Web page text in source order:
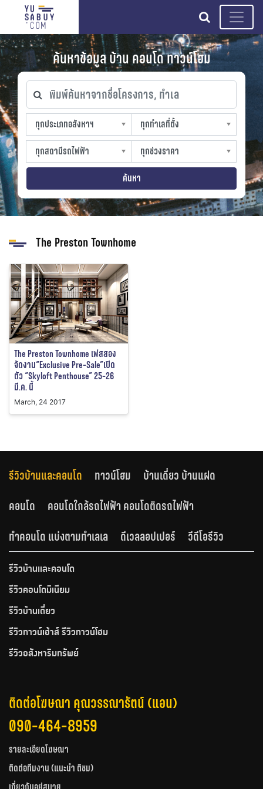
search
ค้นหาข้อมูล บ้าน คอนโด ทาวน์โฮม
พิมพ์ค้นหาจากชื่อโครงการ, ทำเล
ทุกประเภทอสังหาฯ
ทุกประเภทอสังหาฯ
sproperty
ทุกทำเลที่ตั้ง
ทุกทำเลที่ตั้ง
slocation
ทุกสถานีรถไฟฟ้า
ทุกสถานีรถไฟฟ้า
strain-station
ทุกช่วงราคา
ทุกช่วงราคา
sprice
ค้นหา
The Preston Townhome
The Preston Townhome เฟสสอง
จัดงาน“Exclusive Pre-Sale”เปิด
ตัว “Skyloft Penthouse” 25-26
มี.ค. นี้
March, 24 2017
รีวิวบ้านและคอนโด ทาวน์โฮม
บ้านเดี่ยว บ้านแฝด
คอนโด
คอนโดใกล้รถไฟฟ้า คอนโดติดรถไฟฟ้า
ทำคอนโด แบ่งตามทำเลเล
ดีเวลลอปเปอร์ วีดีโอรีวิว
รีวิวบ้านและคอนโด
รีวิวคอนโดมิเนียม
รีวิวบ้านเดี่ยว
รีวิวทาวน์เฮ้าส์ รีวิวทาวน์โฮม
รีวิวอสังหาริมทรัพย์
ติดต่อโฆษณา คุณวรรณารัตน์ (แอน)
090-464-8959
รายละเอียดโฆษณา
ติดต่อทีมงาน (แนะนำ ติชม)